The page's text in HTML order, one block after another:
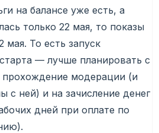
на балансе уже есть, а
только 22 мая, то показы
мая. То есть запуск
— лучше планировать с
прохождение модерации (и
с ней) и на зачисление денег
дней при оплате по